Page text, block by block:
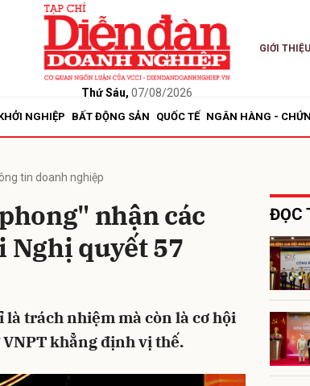
Thứ Sáu, 07/08/2026
GIỚI THIỆU
NGHIỆP BẤT ĐỘNG SẢN QUỐC TẾ NGÂN HÀNG -
tin doanh nghiệp
nhận các
quyết 57
trách nhiệm mà còn là cơ hội
khẳng định vị thế.
ĐỌC